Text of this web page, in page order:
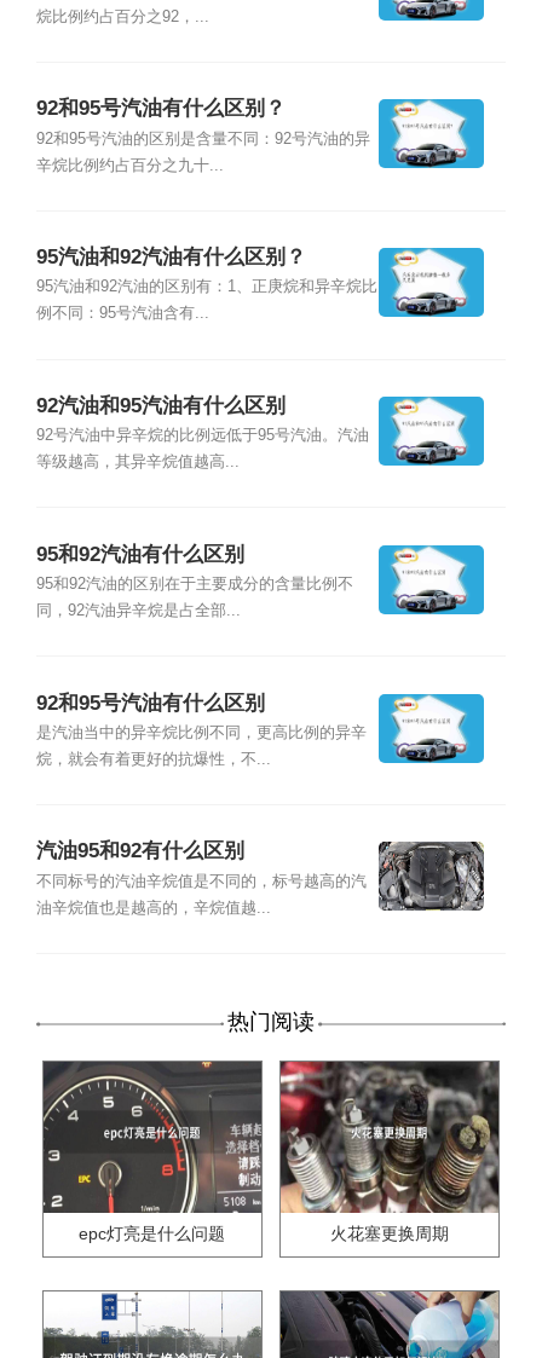
烷比例约占百分之92，...
92和95号汽油有什么区别？
92和95号汽油的区别是含量不同：92号汽油的异
辛烷比例约占百分之九十...
95汽油和92汽油有什么区别？
95汽油和92汽油的区别有：1、正庚烷和异辛烷比
例不同：95号汽油含有...
92汽油和95汽油有什么区别
92号汽油中异辛烷的比例远低于95号汽油。汽油
等级越高，其异辛烷值越高...
95和92汽油有什么区别
95和92汽油的区别在于主要成分的含量比例不
同，92汽油异辛烷是占全部...
92和95号汽油有什么区别
是汽油当中的异辛烷比例不同，更高比例的异辛
烷，就会有着更好的抗爆性，不...
汽油95和92有什么区别
不同标号的汽油辛烷值是不同的，标号越高的汽
油辛烷值也是越高的，辛烷值越...
热门阅读
epc灯亮是什么问题 火花塞更换周期